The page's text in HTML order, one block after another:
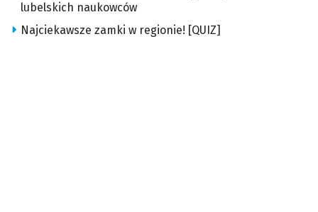
lubelskich naukowców
Najciekawsze zamki w regionie! [QUIZ]